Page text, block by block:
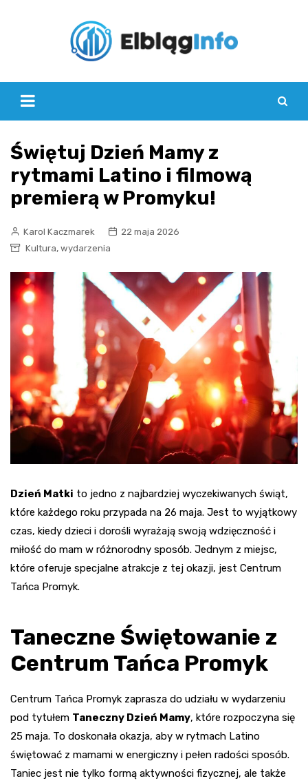
Świętuj Dzień Mamy z
rytmami Latino i filmową
premierą w Promyku!
Karol Kaczmarek
22 maja 2026
Kultura, wydarzenia
Dzień Matki to jedno z najbardziej wyczekiwanych świąt,
które każdego roku przypada na 26 maja. Jest to wyjątkowy
czas, kiedy dzieci i dorośli wyrażają swoją wdzięczność i
miłość do mam w różnorodny sposób. Jednym z miejsc,
które oferuje specjalne atrakcje z tej okazji, jest Centrum
Tańca Promyk.
Taneczne Świętowanie z
Centrum Tańca Promyk
Centrum Tańca Promyk zaprasza do udziału w wydarzeniu
pod tytułem Taneczny Dzień Mamy, które rozpoczyna się
25 maja. To doskonała okazja, aby w rytmach Latino
świętować z mamami w energiczny i pełen radości sposób.
Taniec jest nie tylko formą aktywności fizycznej, ale także